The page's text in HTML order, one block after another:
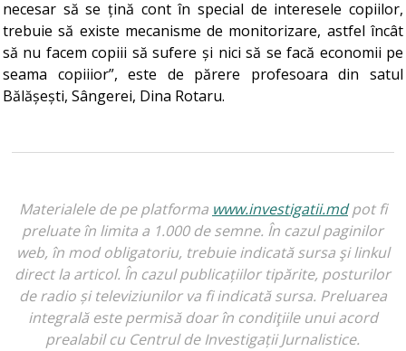
necesar să se țină cont în special de interesele copiilor,
trebuie să existe mecanisme de monitorizare, astfel încât
să nu facem copiii să sufere și nici să se facă economii pe
seama copiiior”, este de părere profesoara din satul
Bălășești, Sângerei, Dina Rotaru.
Materialele de pe platforma www.investigatii.mdpot fi
preluate în limita a 1.000 de semne. În cazul paginilor
web, în mod obligatoriu, trebuie indicată sursa şi linkul
direct la articol. În cazul publicațiilor tipărite, posturilor
de radio și televiziunilor va fi indicată sursa. Preluarea
integrală este permisă doar în condiţiile unui acord
prealabil cu Centrul de Investigații Jurnalistice.